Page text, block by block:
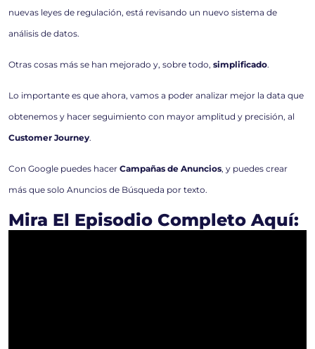
nuevas leyes de regulación, está revisando un nuevo sistema de
análisis de datos.
Otras cosas más se han mejorado y, sobre todo, simplificado.
Lo importante es que ahora, vamos a poder analizar mejor la data que
obtenemos y hacer seguimiento con mayor amplitud y precisión, al
Customer Journey.
Con Google puedes hacer Campañas de Anuncios, y puedes crear
más que solo Anuncios de Búsqueda por texto.
Mira El Episodio Completo Aquí: